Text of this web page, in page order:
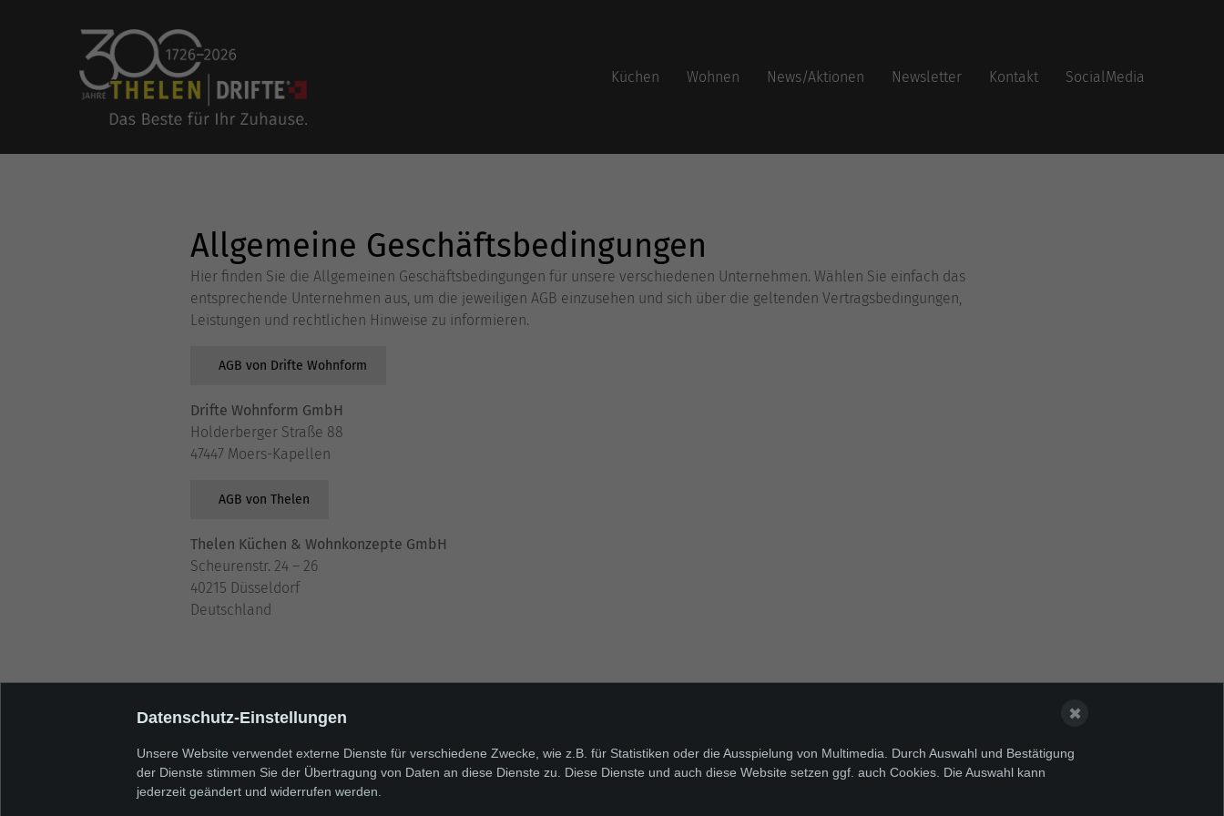
Küchen Wohnen News/Aktionen Newsletter Kontakt SocialMedia
Allgemeine Geschäftsbedingungen
Hier finden Sie die Allgemeinen Geschäftsbedingungen für unsere verschiedenen Unternehmen. Wählen Sie einfach das
entsprechende Unternehmen aus, um die jeweiligen AGB einzusehen und sich über die geltenden Vertragsbedingungen,
Leistungen und rechtlichen Hinweise zu informieren.
AGB von Drifte Wohnform
Drifte Wohnform GmbH
Holderberger Straße 88
47447 Moers-Kapellen
AGB von Thelen
Thelen Küchen & Wohnkonzepte GmbH
Scheurenstr. 24 – 26
40215 Düsseldorf
Deutschland
Sie finden uns auch hier:
THELEN
Datenschutz-Einstellungen
Unsere Website verwendet externe Dienste für verschiedene Zwecke, wie z.B. für Statistiken oder die Ausspielung von Multimedia. Durch Auswahl und Bestätigung
der Dienste stimmen Sie der Übertragung von Daten an diese Dienste zu. Diese Dienste und auch diese Website setzen ggf. auch Cookies. Die Auswahl kann
jederzeit geändert und widerrufen werden.
✖